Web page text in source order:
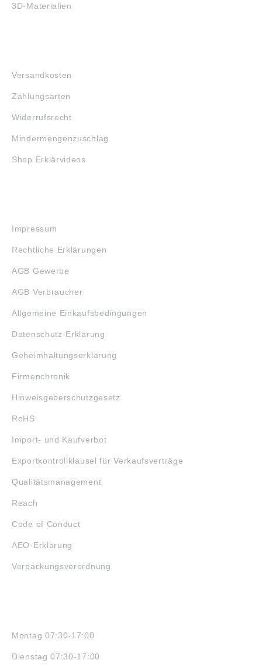
3D-Materialien
Versandkosten
Zahlungsarten
Widerrufsrecht
Mindermengenzuschlag
Shop Erklärvideos
Impressum
Rechtliche Erklärungen
AGB Gewerbe
AGB Verbraucher
Allgemeine Einkaufsbedingungen
Datenschutz-Erklärung
Geheimhaltungserklärung
Firmenchronik
Hinweisgeberschutzgesetz
RoHS
Import- und Kaufverbot
Exportkontrollklausel für Verkaufsverträge
Qualitätsmanagement
Reach
Code of Conduct
AEO-Erklärung
Verpackungsverordnung
Montag 07:30-17:00
Dienstag 07:30-17:00